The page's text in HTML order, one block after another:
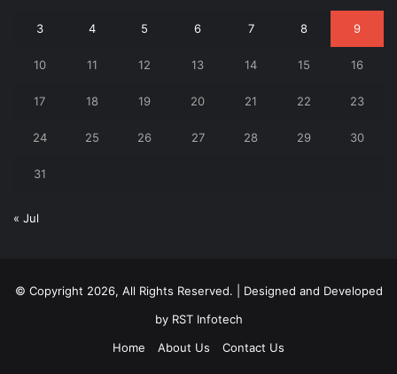
3 4 5 6 7 8 9
10 11 12 13 14 15 16
17 18 19 20 21 22 23
24 25 26 27 28 29 30
31
« Jul
© Copyright 2026, All Rights Reserved. | Designed and Developed
byRST Infotech
Home
About Us Contact Us